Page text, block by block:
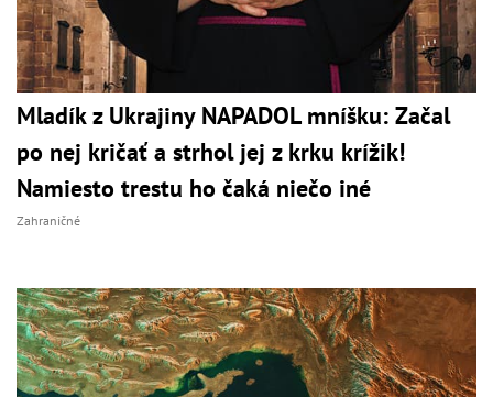
Mladík z Ukrajiny NAPADOL mníšku: Začal
po nej kričať a strhol jej z krku krížik!
Namiesto trestu ho čaká niečo iné
Zahraničné